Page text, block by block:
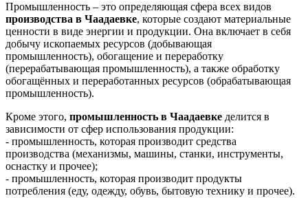
Промышленность – это определяющая сфера всех видов
производства в Чаадаевке, которые создают материальные
ценности в виде энергии и продукции. Она включает в себя
добычу ископаемых ресурсов (добывающая
промышленность), обогащение и переработку
(перерабатывающая промышленность), а также обработку
обогащённых и переработанных ресурсов (обрабатывающая
промышленность).
Кроме этого, промышленность в Чаадаевке делится в
зависимости от сфер использования продукции:
- промышленность, которая производит средства
производства (механизмы, машины, станки, инструменты,
оснастку и прочее);
- промышленность, которая производит продукты
потребления (еду, одежду, обувь, бытовую технику и прочее).